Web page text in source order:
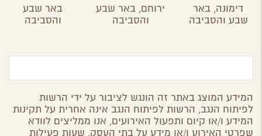
דימונה, באר
שבע והסביבה
ירוחם, באר שבע
והסביבה
באר שבע
והסביבה
המידע המוצג באתר זה הונגש לציבור על ידי הרשות
לפיתוח הנגב, הרשות לפיתוח הנגב אינה אחרית על תקינות
המידע ו/או קיום ותפעול האירועים, אנו ממליצים לוודא
שפרטי האירוע ו/או מידע על בתי העסק, שעות פעילות